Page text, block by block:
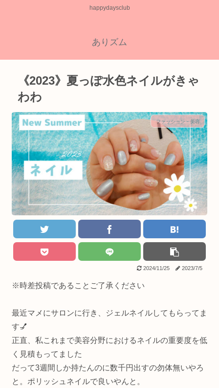
happydaysclub
ありズム
《2023》夏っぽ水色ネイルがきゃ
わわ
ファッション・美容
2024/11/25 2023/7/5
※時差投稿であることご了承ください
最近マメにサロンに行き、ジェルネイルしてもらってま
す💅
正直、私これまで美容分野におけるネイルの重要度を低
く見積もってました
だって3週間しか持たんのに数千円出すの勿体無いやろ
と。ポリッシュネイルで良いやんと。